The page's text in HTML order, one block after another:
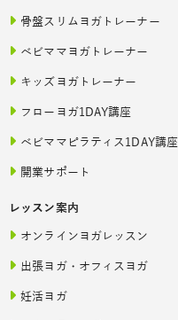
骨盤スリムヨガトレーナー
ベビママヨガトレーナー
キッズヨガトレーナー
フローヨガ1DAY講座
ベビママピラティス1DAY講座
開業サポート
レッスン案内
オンラインヨガレッスン
出張ヨガ・オフィスヨガ
妊活ヨガ